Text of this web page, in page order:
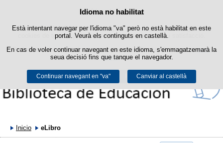
Política de cookies
Este lloc web utilitza cookies pròpies per a facilitar la navegació i
cookies de tercers per a obtindre estadístiques d'ús i satisfacció.
Podeu obtindre més informació en l'apartat "Cookies" del nostreavís
legal.
Acceptar Rebutjar
Idioma no habilitat
Està intentant navegar per l'idioma "va" però no està habilitat en este
portal. Veurà els continguts en castellà.
En cas de voler continuar navegant en este idioma, s'emmagatzemarà la
seua decisió fins que tanque el navegador.
Continuar navegant en "va" Canviar al castellà
Passar al contingut
Inicio eLibro